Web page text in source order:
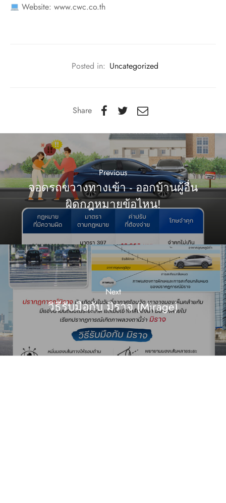
Website: www.cwc.co.th
Posted in: Uncategorized
Share
Previous
จอดรถขวางทางเข้า - ออกบ้านผู้อื่น
ผิดกฎหมายข้อไหน!
Next
วิธีรับมือกับ มิราจ (Mirage)